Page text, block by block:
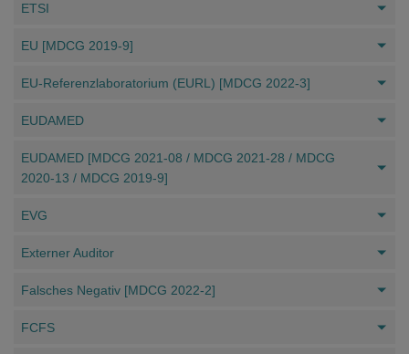
ETSI
EU [MDCG 2019-9]
EU-Referenzlaboratorium (EURL) [MDCG 2022-3]
EUDAMED
EUDAMED [MDCG 2021-08 / MDCG 2021-28 / MDCG
2020-13 / MDCG 2019-9]
EVG
Externer Auditor
Falsches Negativ [MDCG 2022-2]
FCFS